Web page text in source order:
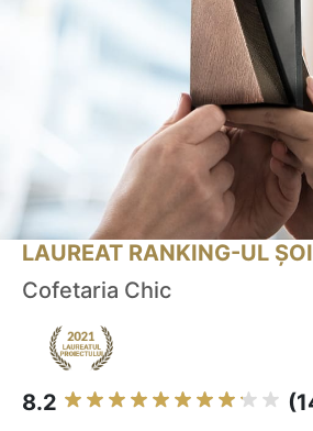
LAUREAT RANKING-UL
Cofetaria Chic
8.2